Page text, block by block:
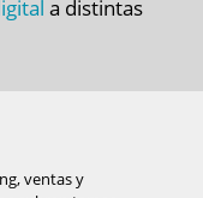
a distintas
ventas y